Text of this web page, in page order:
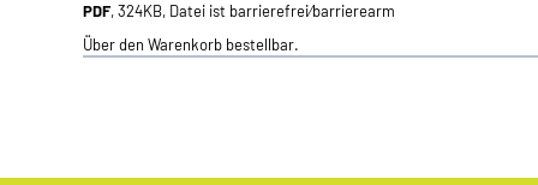
PDF, 324KB, Datei ist barrierefrei⁄barrierearm
Über den Warenkorb bestellbar.